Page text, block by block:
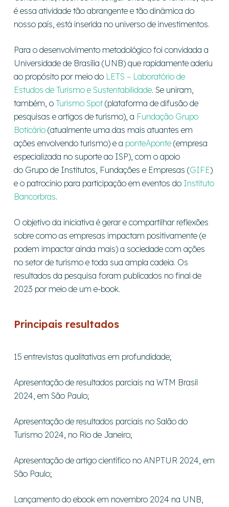
é essa atividade tão abrangente e tão dinâmica do
nosso país, está inserida no universo de investimentos.
Para o desenvolvimento metodológico foi convidada a
Universidade de Brasília (UNB) que rapidamente aderiu
ao propósito por meio do LETS – Laboratório de
Estudos de Turismo e Sustentabilidade. Se uniram,
também, o Turismo Spot(plataforma de difusão de
pesquisas e artigos de turismo), a Fundação Grupo
Boticário(atualmente uma das mais atuantes em
ações envolvendo turismo) e a ponteAponte(empresa
especializada no suporte ao ISP), com o apoio
do Grupo de Institutos, Fundações e Empresas (GIFE)
e o patrocínio para participação em eventos do Instituto
Bancorbras.
O objetivo da iniciativa é gerar e compartilhar reflexões
sobre como as empresas impactam positivamente (e
podem impactar ainda mais) a sociedade com ações
no setor de turismo e toda sua ampla cadeia. Os
resultados da pesquisa foram publicados no final de
2023 por meio de um e-book.
Principais resultados
15 entrevistas qualitativas em profundidade;
Apresentação de resultados parciais na WTM Brasil
2024, em São Paulo;
Apresentação de resultados parciais no Salão do
Turismo 2024, no Rio de Janeiro;
Apresentação de artigo científico no ANPTUR 2024, em
São Paulo;
Lançamento do ebook em novembro 2024 na UNB,